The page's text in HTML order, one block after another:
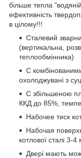
більше тепла
ефективність
в цілому!!!
Сталевий
(вертикальна,
теплообмінника)
C
охолоджувані з
C збільшеною
ККД до 85%,
Набочее тиск
Набочая
котлової сталі 3-
Двері мають